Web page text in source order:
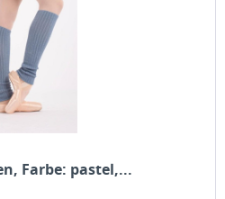
Farbe: pastel,...